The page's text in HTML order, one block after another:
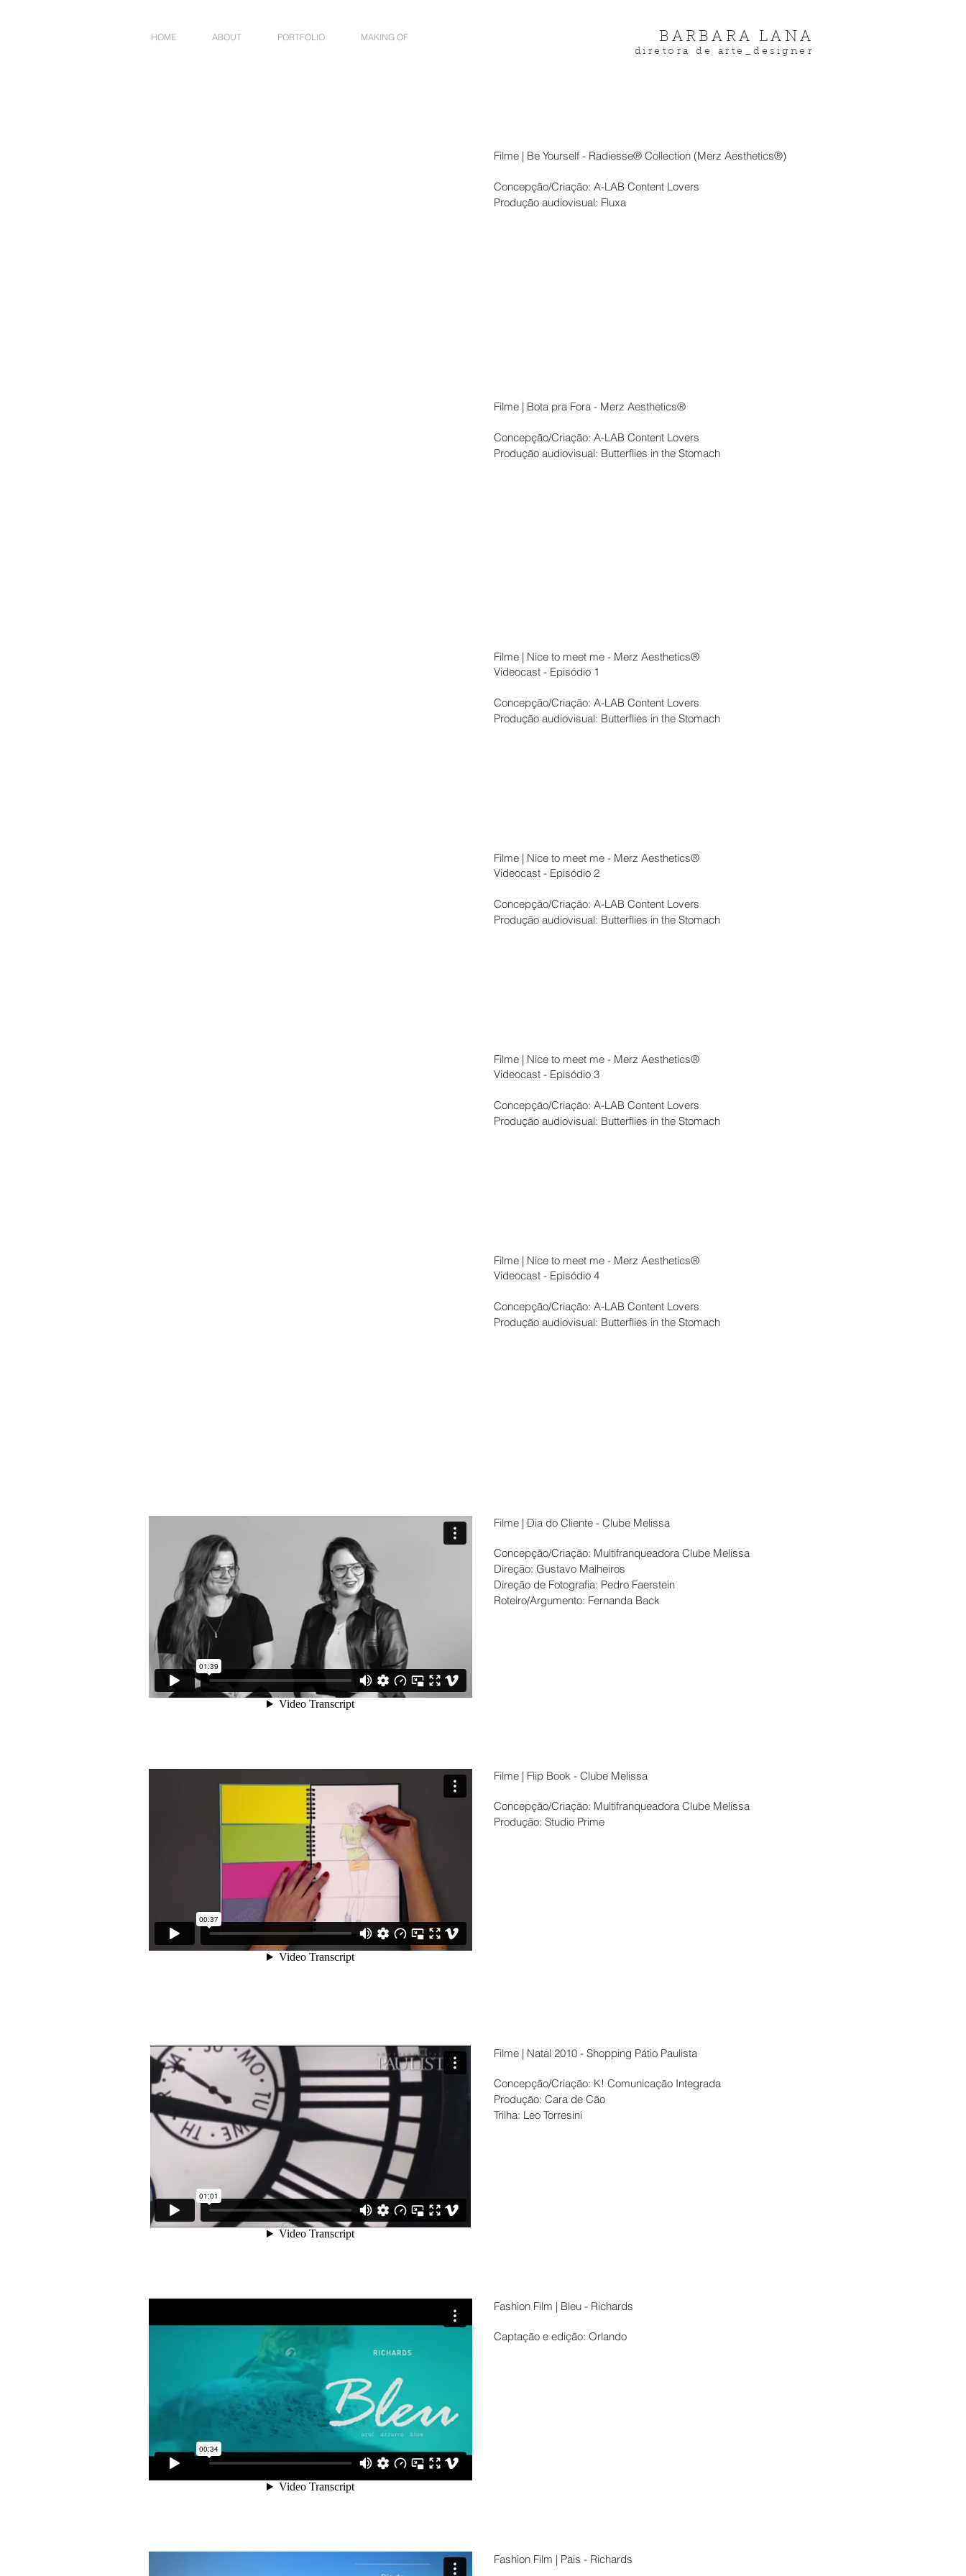
BARBARA LANA
diretora de arte_designer
HOME ABOUT PORTFOLIO MAKING OF
Filme | Be Yourself - Radiesse® Collection (Merz Aesthetics®)
Concepção/Criação: A-LAB Content Lovers
Produção audiovisual: Fluxa
Filme | Bota pra Fora - Merz Aesthetics®
Concepção/Criação: A-LAB Content Lovers
Produção audiovisual: Butterflies in the Stomach
Filme | Nice to meet me - Merz Aesthetics®
Videocast - Episódio 1
Concepção/Criação: A-LAB Content Lovers
Produção audiovisual: Butterflies in the Stomach
Filme | Nice to meet me - Merz Aesthetics®
Videocast - Episódio 2
Concepção/Criação: A-LAB Content Lovers
Produção audiovisual: Butterflies in the Stomach
Filme | Nice to meet me - Merz Aesthetics®
Videocast - Episódio 3
Concepção/Criação: A-LAB Content Lovers
Produção audiovisual: Butterflies in the Stomach
Filme | Nice to meet me - Merz Aesthetics®
Videocast - Episódio 4
Concepção/Criação: A-LAB Content Lovers
Produção audiovisual: Butterflies in the Stomach
Filme | Dia do Cliente - Clube Melissa
Concepção/Criação: Multifranqueadora Clube Melissa
Direção: Gustavo Malheiros
Direção de Fotografia: Pedro Faerstein
Roteiro/Argumento: Fernanda Back
Filme | Flip Book - Clube Melissa
Concepção/Criação: Multifranqueadora Clube Melissa
Produção: Studio Prime
Filme | Natal 2010 - Shopping Pátio Paulista
Concepção/Criação: K! Comunicação Integrada
Produção: Cara de Cão
Trilha: Leo Torresini
Fashion Film | Bleu - Richards
Captação e edição: Orlando
Fashion Film | Pais - Richards